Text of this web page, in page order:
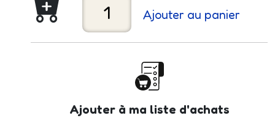
Ajouter au panier
Ajouter à ma liste d'achats